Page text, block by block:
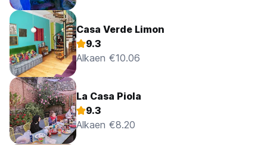
Casa Verde Limon
9.3
Alkaen €10.06
La Casa Piola
9.3
Alkaen €8.20